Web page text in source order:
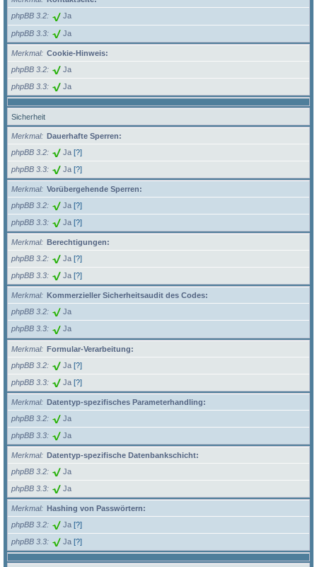
phpBB 3.2
Ja
phpBB 3.3 Ja
Merkmal
Cookie-Hinweis:
phpBB 3.2
Ja
phpBB 3.3 Ja
Sicherheit
Merkmal
Dauerhafte Sperren:
phpBB 3.2
Ja [?]
phpBB 3.3 Ja [?]
Merkmal
Vorübergehende Sperren:
phpBB 3.2
Ja [?]
phpBB 3.3 Ja [?]
Merkmal
Berechtigungen:
phpBB 3.2
Ja [?]
phpBB 3.3 Ja [?]
Merkmal
Kommerzieller Sicherheitsaudit des Codes:
phpBB 3.2
Ja
phpBB 3.3 Ja
Merkmal
Formular-Verarbeitung:
phpBB 3.2
Ja [?]
phpBB 3.3 Ja [?]
Merkmal
Datentyp-spezifisches Parameterhandling:
phpBB 3.2
Ja
phpBB 3.3 Ja
Merkmal
Datentyp-spezifische Datenbankschicht:
phpBB 3.2
Ja
phpBB 3.3 Ja
Merkmal
Hashing von Passwörtern:
phpBB 3.2
Ja [?]
phpBB 3.3 Ja [?]